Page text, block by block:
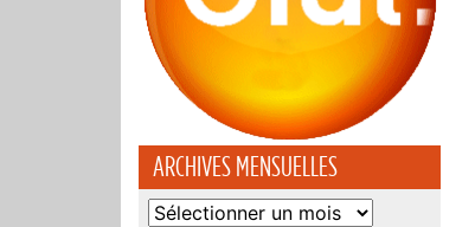
ARCHIVES MENSUELLES
Archives